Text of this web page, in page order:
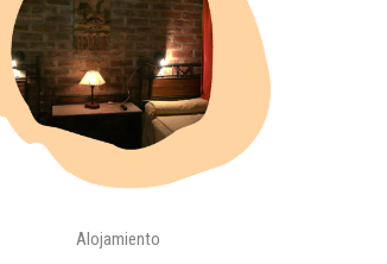
Alojamiento